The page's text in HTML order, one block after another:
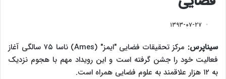
۱۳۹۳-۰۷-۲۷
سیناپرس: مرکز تحقیقات فضایی "ایمز" (Ames
) ناسا ۷۵ سالگی آغاز
فعالیت خود را جشن گرفته است و این رویداد مهم با هجوم نزدیک
به ۱۲ هزار علاقمند به علوم فضایی همراه است.